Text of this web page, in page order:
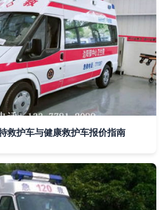
救护车与健康救护车报价指南